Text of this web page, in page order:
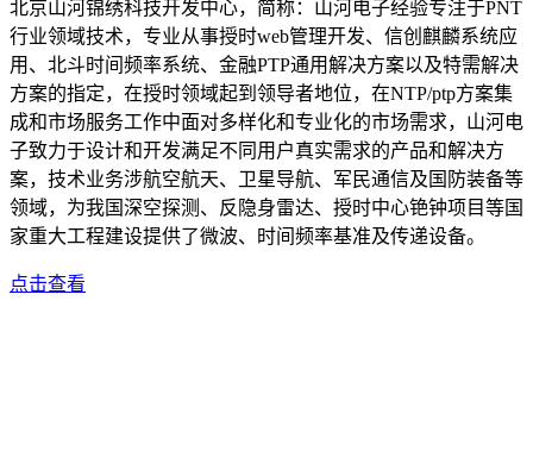
北京山河锦绣科技开发中心，简称：山河电子经验专注于PNT
行业领域技术，专业从事授时web管理开发、信创麒麟系统应
用、北斗时间频率系统、金融PTP通用解决方案以及特需解决
方案的指定，在授时领域起到领导者地位，在NTP/ptp方案集
成和市场服务工作中面对多样化和专业化的市场需求，山河电
子致力于设计和开发满足不同用户真实需求的产品和解决方
案，技术业务涉航空航天、卫星导航、军民通信及国防装备等
领域，为我国深空探测、反隐身雷达、授时中心铯钟项目等国
家重大工程建设提供了微波、时间频率基准及传递设备。
点击查看